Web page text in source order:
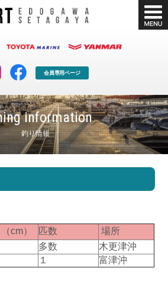
会員専用ページ
information
釣り情報
ボート販売
公式ブログ
Blog
cm） 匹数
場所
多数
木更津沖
１ 富津沖